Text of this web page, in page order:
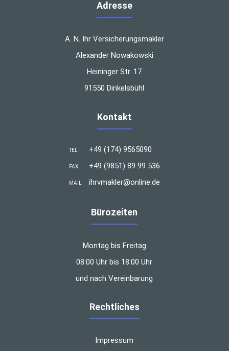
Adresse
A. N. Ihr Versicherungsmakler
Alexander Nowakowski
Heininger Str. 17
91550 Dinkelsbühl
Kontakt
TEL +49 (174) 9565090
FAX +49 (9851) 89 99 536
MAIL ihrvmakler@online.de
Bürozeiten
Montag bis Freitag
08:00 Uhr bis 18:00 Uhr
und nach Vereinbarung
Rechtliches
Impressum